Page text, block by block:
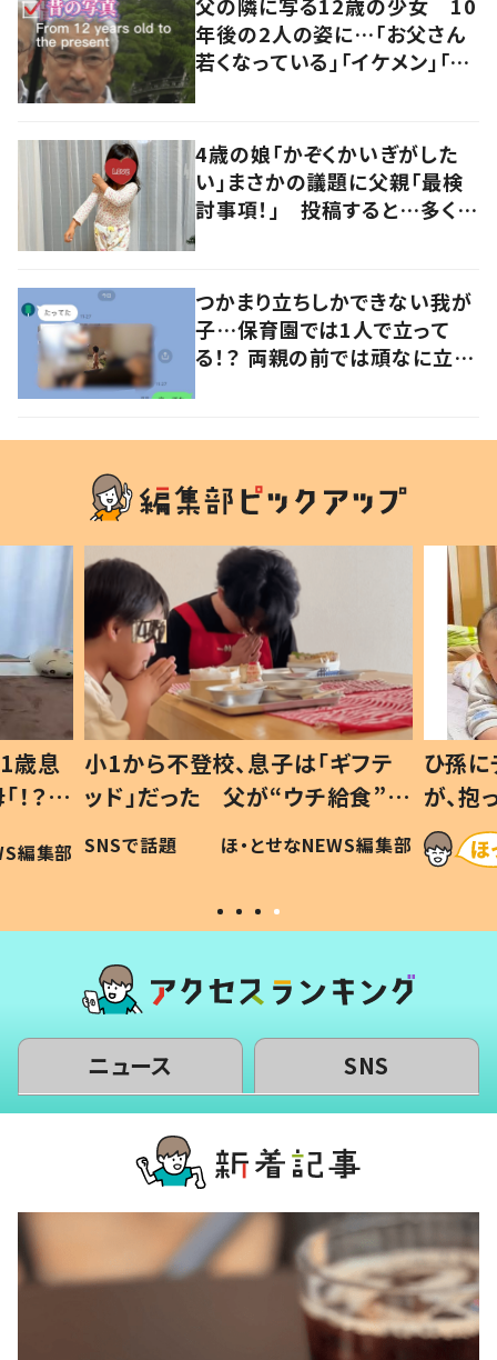
年後の2人の姿に…「お父さん
若くなっている」「イケメン」「美
4歳の娘「かぞくかいぎがした
い」まさかの議題に父親「最検
討事項！」 投稿すると…多くの
つかまり立ちしかできない我が
子…保育園では1人で立って
る！？ 両親の前では頑なに立た
歳息
？」
編集部
小1から不登校、息子は「ギフテ
ッド」だった 父が“ウチ給食”を
作り続ける理由とは #令和の親
#令和の子
SNSで話題 ほ・とせなNEWS編集部
ひ孫
が、
「涙が
い」
ニュース SNS